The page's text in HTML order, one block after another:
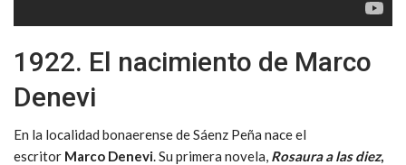
1922. El nacimiento de Marco
Denevi
En la localidad bonaerense de Sáenz Peña nace el
escritor Marco Denevi. Su primera novela, Rosaura a las diez,